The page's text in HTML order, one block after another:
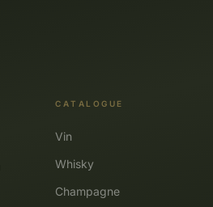
CATALOGUE
Vin
Whisky
Champagne